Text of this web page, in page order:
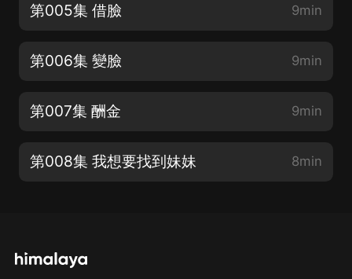
第005集 借臉 9min
第006集 變臉 9min
第007集 酬金 9min
第008集 我想要找到妹妹 8min